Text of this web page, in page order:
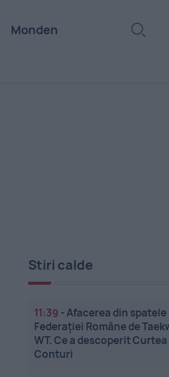
Monden
Stiri calde
11:39 -Afacerea din spatele
Federației Române de
WT. Ce a descoperit Curtea
Conturi